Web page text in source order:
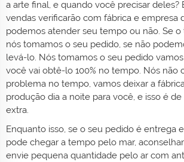
a arte final, e quando você precisar deles?
vendas verificarão com fábrica e empresa
podemos atender seu tempo ou não. Se
nós tomamos o seu pedido, se não
levá-lo. Nós tomamos o seu pedido
você vai obtê-lo 100% no tempo. Nós não
problema no tempo, vamos deixar a
produção dia a noite para você, e isso é
extra.
Enquanto isso, se o seu pedido é entrega
pode chegar a tempo pelo mar,
envie pequena quantidade pelo ar com